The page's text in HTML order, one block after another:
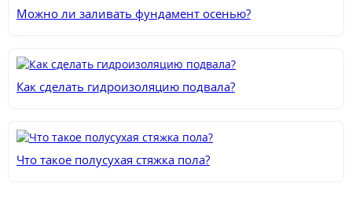
Можно ли заливать фундамент осенью?
Как сделать гидроизоляцию подвала?
Что такое полусухая стяжка пола?